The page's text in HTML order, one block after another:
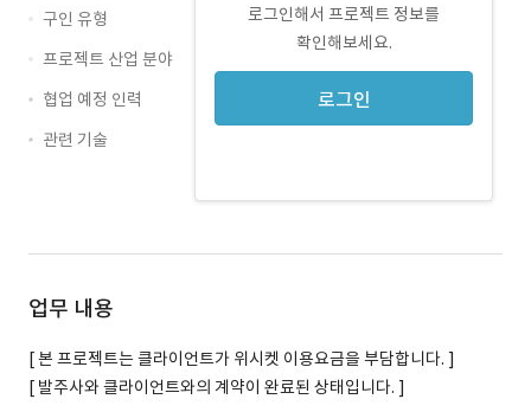
로그인해서 프로젝트 정보를
확인해보세요.
로그인
구인 유형
프로젝트 산업 분야
협업 예정 인력
관련 기술
업무 내용
[ 본 프로젝트는 클라이언트가 위시켓 이용요금을 부담합니다. ]
[ 발주사와 클라이언트와의 계약이 완료된 상태입니다. ]